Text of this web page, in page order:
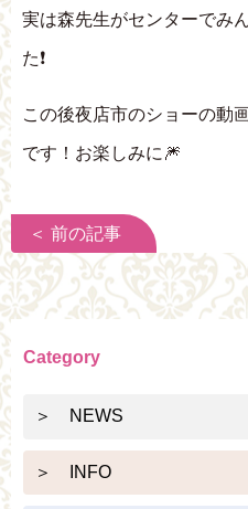
実は森先生がセンターでみ
た❗
この後夜店市のショーの動
です！お楽しみに🎆
＜ 前の記事
Category
＞ NEWS
＞ INFO